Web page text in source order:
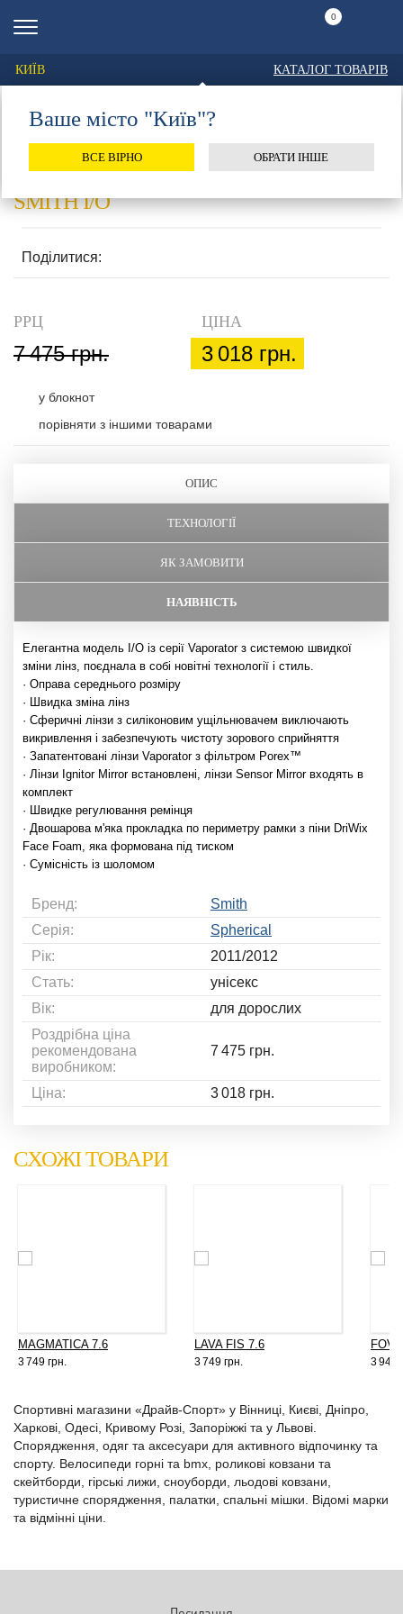
0
КИЇВ КАТАЛОГ ТОВАРІВ
ОКУЛЯРИ МАСКИ
Головна Каталог Лижі гірські Оптика Окуляри маски
SMITH I/O
Поділитися:
РРЦ
7 475 грн.
ЦІНА
3 018 грн.
у блокнот
порівняти з іншими товарами
ОПИС
ТЕХНОЛОГІЇ
ЯК ЗАМОВИТИ
НАЯВНІСТЬ
Елегантна модель I/O із серії Vaporator з системою швидкої
зміни лінз, поєднала в собі новітні технології і стиль.
· Оправа середнього розміру
· Швидка зміна лінз
· Сферичні лінзи з силіконовим ущільнювачем виключають
викривлення і забезпечують чистоту зорового сприйняття
· Запатентовані лінзи Vaporator з фільтром Porex™
· Лінзи Ignitor Mirror встановлені, лінзи Sensor Mirror входять в
комплект
· Швидке регулювання ремінця
· Двошарова м'яка прокладка по периметру рамки з піни DriWix
Face Foam, яка формована під тиском
· Сумісність із шоломом
Бренд:
Smith
Серія:
Spherical
Рік:
2011/2012
Стать:
унісекс
Вік:
для дорослих
Роздрібна ціна
рекомендована
виробником:
7 475 грн.
Ціна: 3 018 грн.
СХОЖІ ТОВАРИ
MAGMATICA 7.6
3 749 грн.
LAVA FIS 7.6
3 749 грн. 3 947
Спортивні магазини «Драйв-Спорт» у Вінниці, Києві, Дніпро,
Харкові, Одесі, Кривому Розі, Запоріжжі та у Львові.
Спорядження, одяг та аксесуари для активного відпочинку та
спорту. Велосипеди горні та bmx, роликові ковзани та
скейтборди, гірські лижи, сноуборди, льодові ковзани,
туристичне спорядження, палатки, спальні мішки. Відомі марки
та відмінні ціни.
Ваше місто "Київ"?
ВСЕ ВІРНО ОБРАТИ ІНШЕ